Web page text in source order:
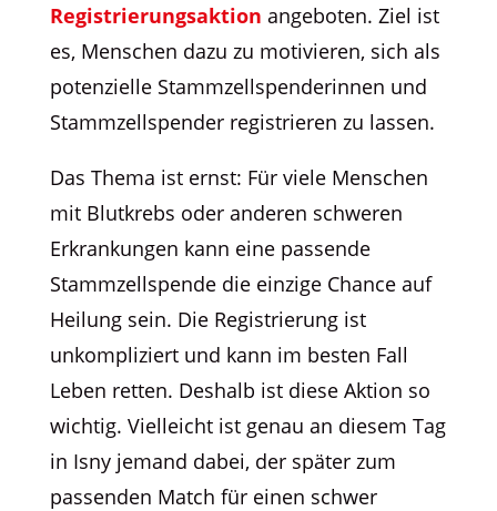
Registrierungsaktion angeboten. Ziel ist
es, Menschen dazu zu motivieren, sich als
potenzielle Stammzellspenderinnen und
Stammzellspender registrieren zu lassen.
Das Thema ist ernst: Für viele Menschen
mit Blutkrebs oder anderen schweren
Erkrankungen kann eine passende
Stammzellspende die einzige Chance auf
Heilung sein. Die Registrierung ist
unkompliziert und kann im besten Fall
Leben retten. Deshalb ist diese Aktion so
wichtig. Vielleicht ist genau an diesem Tag
in Isny jemand dabei, der später zum
passenden Match für einen schwer